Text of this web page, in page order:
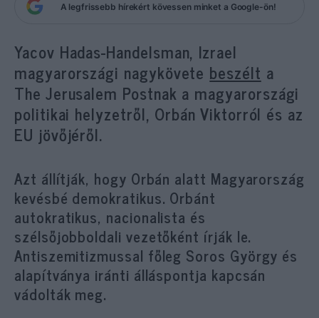
A legfrissebb hírekért kövessen minket a Google-ön!
Yacov Hadas-Handelsman, Izrael
magyarországi nagykövete beszélt a
The Jerusalem Postnak a magyarországi
politikai helyzetről, Orbán Viktorról és az
EU jövőjéről.
Azt állítják, hogy Orbán alatt Magyarország
kevésbé demokratikus. Orbánt
autokratikus, nacionalista és
szélsőjobboldali vezetőként írják le.
Antiszemitizmussal főleg Soros György és
alapítványa iránti álláspontja kapcsán
vádolták meg.